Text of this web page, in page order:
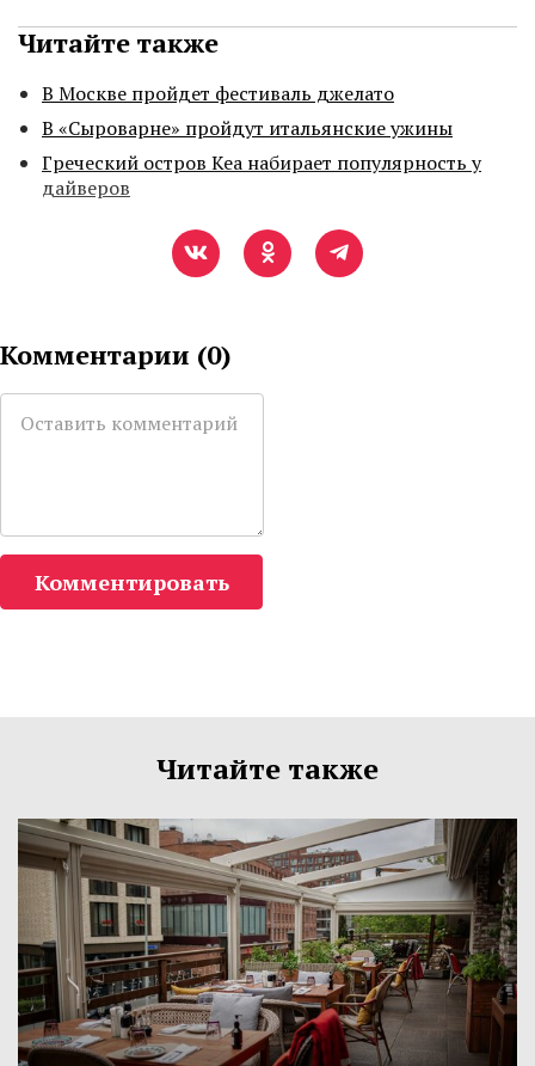
Читайте также
В Москве пройдет фестиваль джелато
В «Сыроварне» пройдут итальянские ужины
Греческий остров Кеа набирает популярность у
дайверов
Комментарии (0)
Комментировать
Читайте также